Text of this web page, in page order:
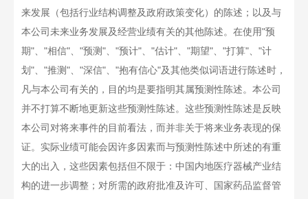
来发展（包括行业结构调整及政府政策变化）的陈述；以及与
本公司未来业务发展及经营业绩有关的其他陈述。在使用"预
期"、"相信"、"预测"、"预计"、"估计"、"期望"、"打算"、"计
划"、"推测"、"深信"、"抱有信心"及其他类似词语进行陈述时，
凡与本公司有关的，目的均是要指明其属预测性陈述。本公司
并不打算不断地更新这些预测性陈述。这些预测性陈述是反映
本公司对将来事件的目前看法，而并非关于将来业务表现的保
证。实际业绩可能会因许多因素而与预测性陈述中所述的有重
大的出入，这些因素包括但不限于：中国内地医疗器械产业结
构的进一步调整；对所需的政府批准及许可、国家药品监督管